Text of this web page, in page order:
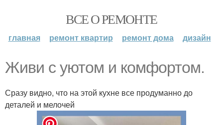
ВСЕ О РЕМОНТЕ
главная ремонт квартир ремонт дома дизайн
Живи с уютом и комфортом.
Сразу видно, что на этой кухне все продуманно до
деталей и мелочей